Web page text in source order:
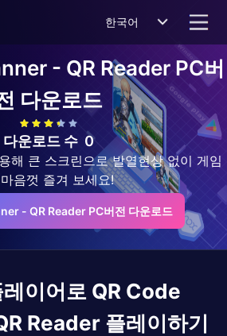
한국어
- QR Reader PC버
다운로드
다운로드 수 0
해 큰 스크린으로 발열현상 없이 게임
음껏 즐겨 보세요!
- QR Reader PC버전 다운로드
이어로 QR Code
Reader 플레이하기